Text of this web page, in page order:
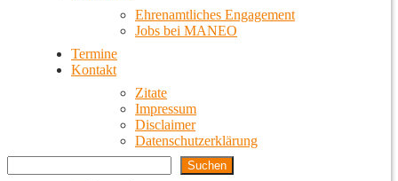
Ehrenamtliches Engagement
Jobs bei MANEO
Termine
Kontakt
Zitate
Impressum
Disclaimer
Datenschutzerklärung
Suchen